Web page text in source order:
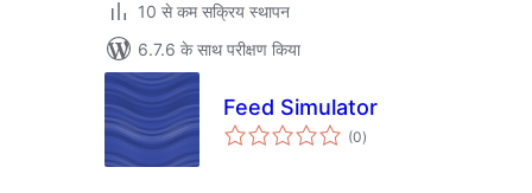
10 से कम सक्रिय स्थापन
6.7.6 के साथ परीक्षण किया
Feed Simulator
(0कुल
दर)